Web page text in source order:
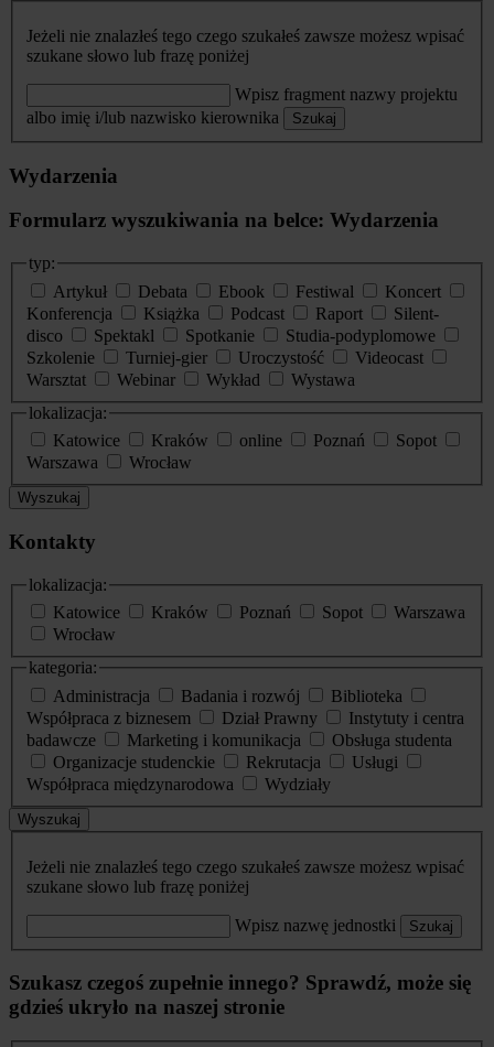
Jeżeli nie znalazłeś tego czego szukałeś zawsze możesz wpisać
szukane słowo lub frazę poniżej
Wpisz fragment nazwy projektu
albo imię i/lub nazwisko kierownika
Szukaj
Wydarzenia
Formularz wyszukiwania na belce: Wydarzenia
typ:
Artykuł
Debata Ebook Festiwal
Koncert
Konferencja
Książka Podcast Raport
Silent-
disco
Spektakl Spotkanie
Studia-podyplomowe
Szkolenie
Turniej-gier Uroczystość
Videocast
Warsztat
Webinar Wykład
Wystawa
lokalizacja:
Katowice
Kraków online Poznań
Sopot
Warszawa
Wrocław
Wyszukaj
Kontakty
lokalizacja:
Katowice
Kraków Poznań Sopot
Warszawa
Wrocław
kategoria:
Administracja
Badania i rozwój
Biblioteka
Współpraca z biznesem
Dział Prawny
Instytuty i centra
badawcze
Marketing i komunikacja
Obsługa studenta
Organizacje studenckie
Rekrutacja
Usługi
Współpraca międzynarodowa
Wydziały
Wyszukaj
Jeżeli nie znalazłeś tego czego szukałeś zawsze możesz wpisać
szukane słowo lub frazę poniżej
Wpisz nazwę jednostki Szukaj
Szukasz czegoś zupełnie innego? Sprawdź, może się
gdzieś ukryło na naszej stronie